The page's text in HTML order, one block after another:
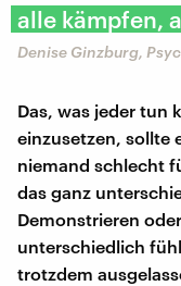
alle kämpfen,
Denise Ginzburg,
Das, was jeder tun
einzusetzen, sollte
niemand schlecht
das ganz
Demonstrieren
unterschiedlich
trotzdem